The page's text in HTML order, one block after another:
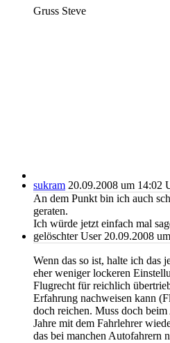
Gruss Steve
sukram 20.09.2008 um 14:02
An dem Punkt bin ich auch
geraten.
Ich würde jetzt einfach mal
gelöschter User 20.09.2008
Wenn das so ist, halte ich das
eher weniger lockeren
Flugrecht für reichlich
Erfahrung nachweisen kann
doch reichen. Muss doch
Jahre mit dem Fahrlehrer
das bei manchen Autofahrern